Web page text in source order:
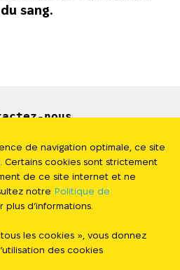
sang.
nous
Presse
de navigation optimale, ce site
cookies sont strictement
de ce site internet et ne
notre Politique de
d’informations.
les cookies », vous donnez
des cookies